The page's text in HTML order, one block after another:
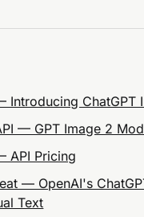
Introducing ChatGPT
— GPT Image 2
API Pricing
— OpenAI's
Text